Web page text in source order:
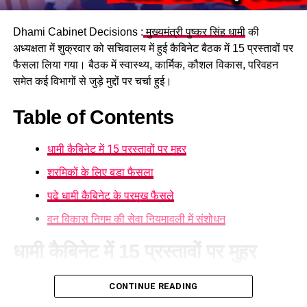
Dhami Cabinet Decisions : मुख्यमंत्री पुष्कर सिंह धामीकी
अध्यक्षता में शुक्रवार को सचिवालय में हुई कैबिनेट बैठक में 15 प्रस्तावों पर
फैसला लिया गया। बैठक में स्वास्थ्य, कार्मिक, कौशल विकास, परिवहन
समेत कई विभागों से जुड़े मुद्दों पर चर्चा हुई।
Table of Contents
धामी कैबिनेट में 15 प्रस्तावों पर मुहर
श्रमिकों के लिए बड़ा फैसला
पढ़े धामी कैबिनेट के प्रमुख फैसले
वन विकास निगम की सेवा नियमावली में संशोधन
आज हुई कैबिनेट की बैठक में 15 प्रस्तावों पर मुहर लगी है। कैबिनेट ने
गोपालन योजना में सामान्य वर्ग को भी शामिल करने का निर्णय लिया है।
CONTINUE READING